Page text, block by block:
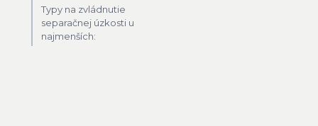
Typy na zvládnutie
separačnej úzkosti u
najmenších: